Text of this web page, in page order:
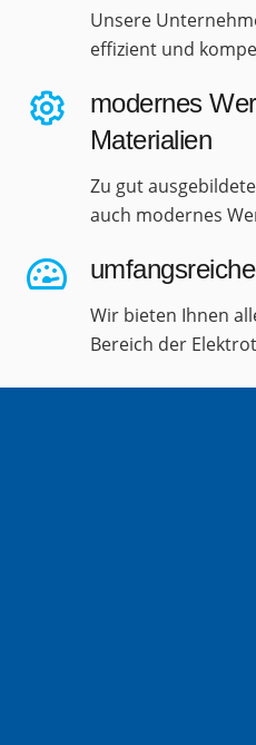
Unsere
effizient und
modernes
Materialien
Zu gut
auch modernes
Wir bieten Ihnen
Bereich der